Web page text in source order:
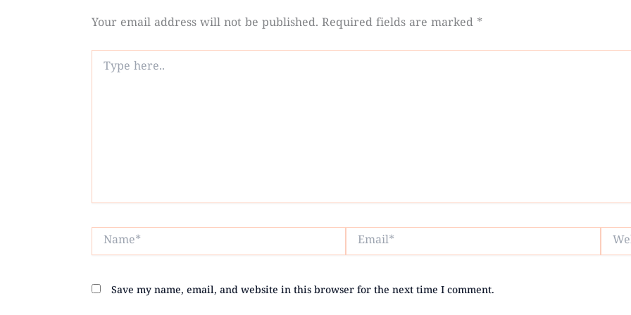
Your email address will not be published. Required fields are marked *
here..
Name* Email*
Save my name, email, and website in this browser for the next time I comment.